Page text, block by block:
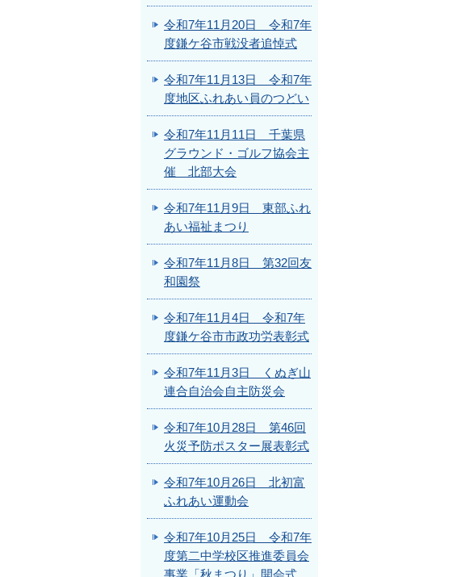
令和7年11月20日 令和7年
度鎌ケ谷市戦没者追悼式
令和7年11月13日 令和7年
度地区ふれあい員のつどい
令和7年11月11日 千葉県
グラウンド・ゴルフ協会主
催 北部大会
令和7年11月9日 東部ふれ
あい福祉まつり
令和7年11月8日 第32回友
和園祭
令和7年11月4日 令和7年
度鎌ケ谷市市政功労表彰式
令和7年11月3日 くぬぎ山
連合自治会自主防災会
令和7年10月28日 第46回
火災予防ポスター展表彰式
令和7年10月26日 北初富
ふれあい運動会
令和7年10月25日 令和7年
度第二中学校区推進委員会